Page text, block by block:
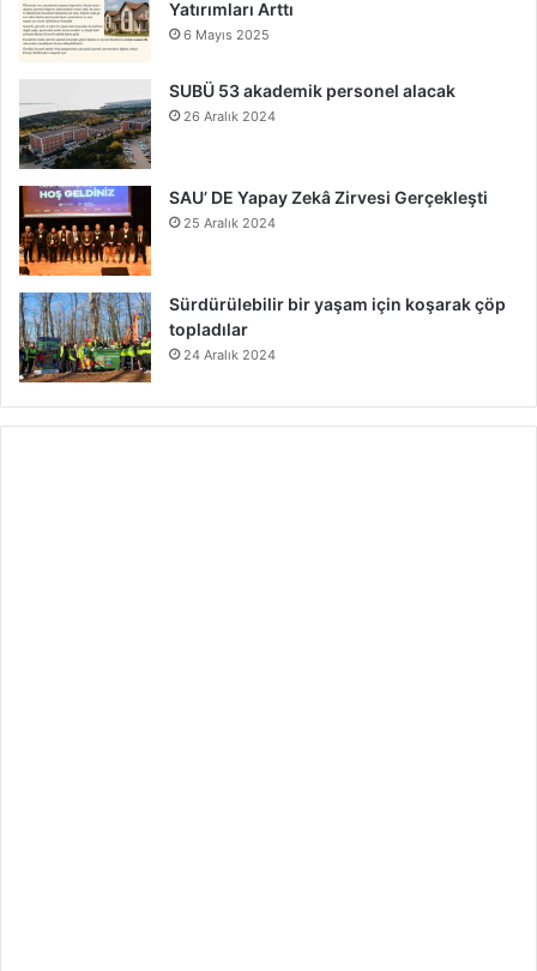
Yatırımları Arttı
6 Mayıs 2025
SUBÜ 53 akademik personel alacak
26 Aralık 2024
SAU’ DE Yapay Zekâ Zirvesi Gerçekleşti
25 Aralık 2024
Sürdürülebilir bir yaşam için koşarak çöp
topladılar
24 Aralık 2024